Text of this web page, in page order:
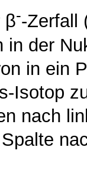
β--Zerfall
in der
in ein
Isotop
nach